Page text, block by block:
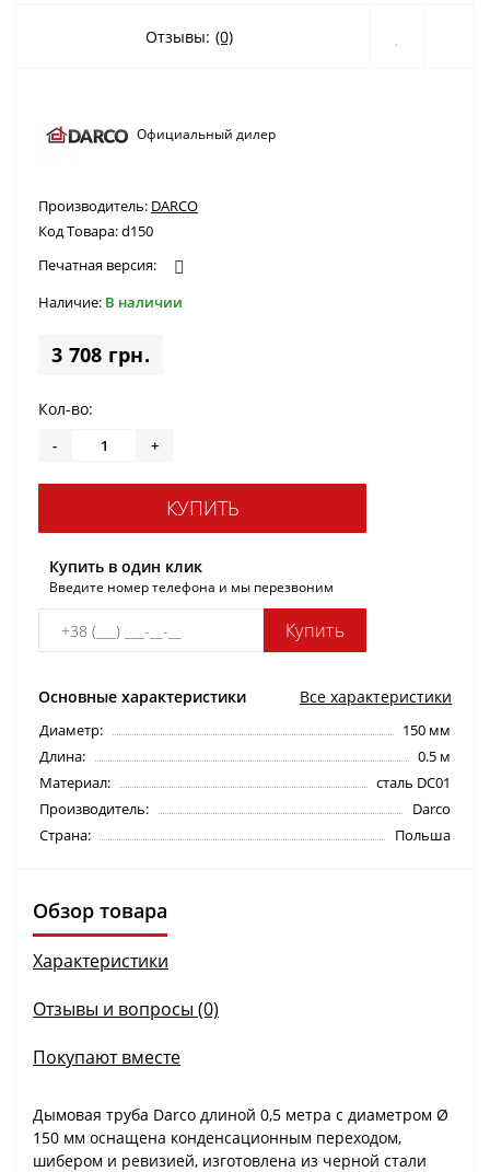
Отзывы: (0)
Производитель: DARCO
Код Товара:d150
Печатная версия:
Наличие: В наличии
3 708 грн.
Официальный дилер
Основные характеристики Все характеристики
Диаметр:
150 мм
Длина:
0.5 м
Материал:
сталь DC01
Производитель:
Darco
Страна:
Польша
Кол-во:
- +
КУПИТЬ
Купить в один клик
Введите номер телефона и мы перезвоним
Купить
Обзор товара
Характеристики
Отзывы и вопросы (0)
Покупают вместе
Дымовая труба Darco длиной 0,5 метра с диаметром Ø
150 мм оснащена конденсационным переходом,
шибером и ревизией, изготовлена из черной стали